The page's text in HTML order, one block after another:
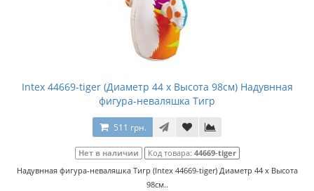
Intex 44669-tiger (Диаметр 44 x Высота 98см) Надувнная
фигура-неваляшка Тигр
511 грн.
Нет в наличии Код товара: 44669-tiger
Надувнная фигура-неваляшка Тигр (Intex 44669-tiger) Диаметр 44 x Высота
98см..